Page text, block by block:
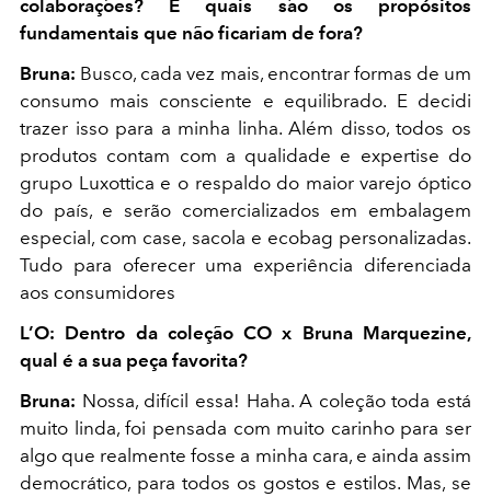
colaborações? E quais são os propósitos
fundamentais que não ficariam de fora?
Bruna: Busco, cada vez mais, encontrar formas de um
consumo mais consciente e equilibrado. E decidi
trazer isso para a minha linha. Além disso, todos os
produtos contam com a qualidade e expertise do
grupo Luxottica e o respaldo do maior varejo óptico
do país, e serão comercializados em embalagem
especial, com case, sacola e ecobag personalizadas.
Tudo para oferecer uma experiência diferenciada
aos consumidores
L’O: Dentro da coleção CO x Bruna Marquezine,
qual é a sua peça favorita?
Bruna: Nossa, difícil essa! Haha. A coleção toda está
muito linda, foi pensada com muito carinho para ser
algo que realmente fosse a minha cara, e ainda assim
democrático, para todos os gostos e estilos. Mas, se